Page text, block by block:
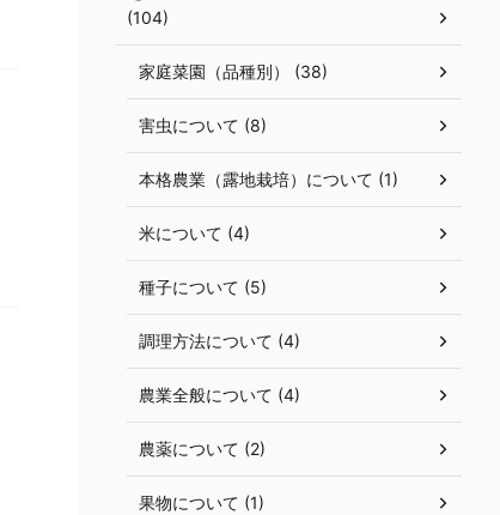
(104)
家庭菜園（品種別） (38)
害虫について (8)
本格農業（露地栽培）について (1)
米について (4)
種子について (5)
調理方法について (4)
農業全般について (4)
農薬について (2)
果物について (1)